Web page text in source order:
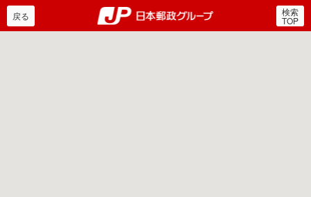
郵便局・日本郵政グルー
戻る 検索
TOP